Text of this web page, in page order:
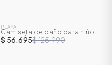
-55%
PLAYA
Camiseta de baño para niño
manga larga
$ 56.695$ 125.990